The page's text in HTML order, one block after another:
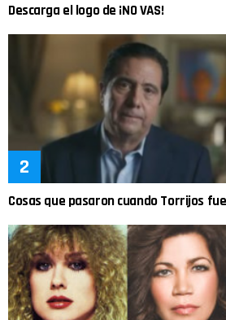
Descarga el logo de ¡NO VAS!
Cosas que pasaron cuando Torrijos